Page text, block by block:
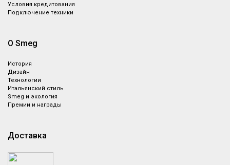
Условия кредитования
Подключение техники
О Smeg
История
Дизайн
Технологии
Итальянский стиль
Smeg и экология
Премии и награды
Доставка